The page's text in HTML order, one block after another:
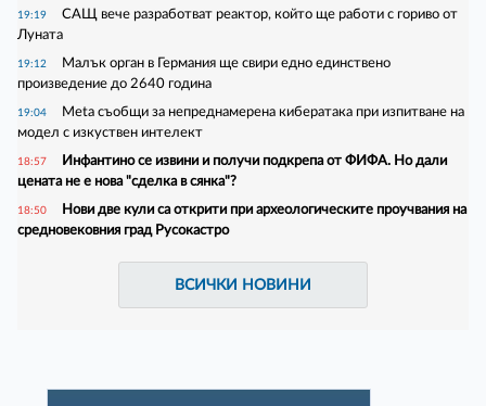
19:19
САЩ вече разработват реактор, който ще работи с гориво от
Луната
19:12
Малък орган в Германия ще свири едно единствено
произведение до 2640 година
19:04
Meta съобщи за непреднамерена кибератака при изпитване на
модел с изкуствен интелект
18:57
Инфантино се извини и получи подкрепа от ФИФА. Но дали
цената не е нова "сделка в сянка"?
18:50
Нови две кули са открити при археологическите проучвания на
средновековния град Русокастро
ВСИЧКИ НОВИНИ